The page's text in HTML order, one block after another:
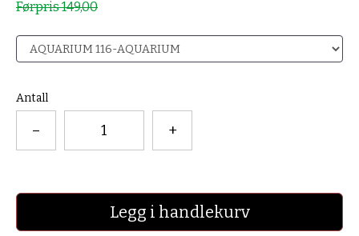
Førpris 149,00
Antall
– +
Legg i handlekurv